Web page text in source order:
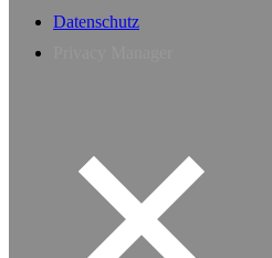
Datenschutz